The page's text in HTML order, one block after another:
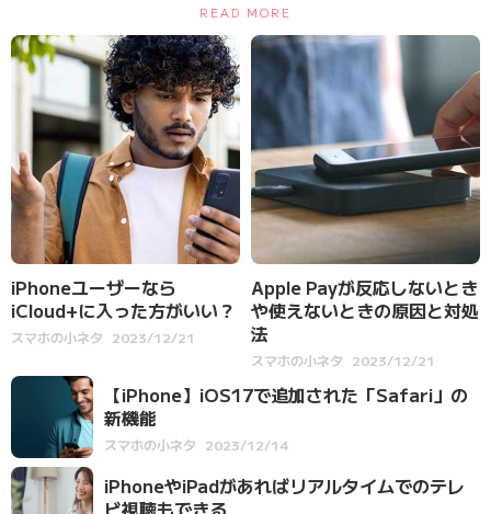
READ MORE
iPhoneユーザーなら
iCloud+に入った方がいい？
スマホの小ネタ 2023/12/21
Apple Payが反応しないとき
や使えないときの原因と対処
法
スマホの小ネタ 2023/12/21
【iPhone】iOS17で追加された「Safari」の
新機能
スマホの小ネタ 2023/12/14
iPhoneやiPadがあればリアルタイムでのテレ